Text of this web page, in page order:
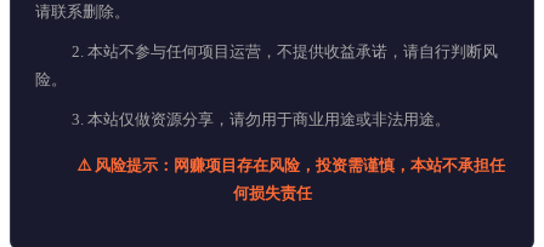
请联系删除。
2. 本站不参与任何项目运营，不提供收益承诺，请自行判断风
险。
3. 本站仅做资源分享，请勿用于商业用途或非法用途。
⚠️ 风险提示：网赚项目存在风险，投资需谨慎，本站不承担任
何损失责任